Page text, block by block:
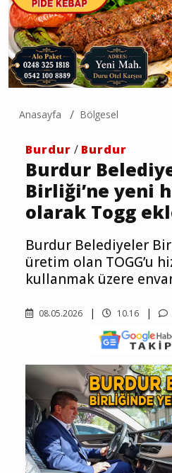
Anasayfa Bölgesel
Burdur / Burdur
Burdur
Birliği’ne yeni
olarak Togg
Burdur Belediyeler
üretim olan TOGG’u
kullanmak üzere
08.05.2026 10.16